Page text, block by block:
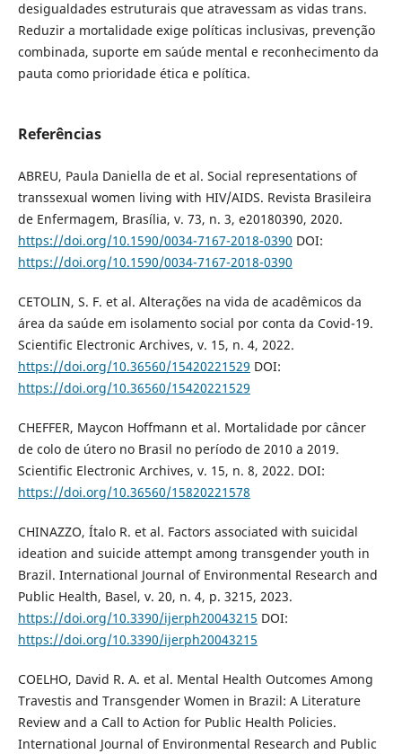
desigualdades estruturais que atravessam as vidas trans.
Reduzir a mortalidade exige políticas inclusivas, prevenção
combinada, suporte em saúde mental e reconhecimento da
pauta como prioridade ética e política.
Referências
ABREU, Paula Daniella de et al. Social representations of
transsexual women living with HIV/AIDS. Revista Brasileira
de Enfermagem, Brasília, v. 73, n. 3, e20180390, 2020.
https://doi.org/10.1590/0034-7167-2018-0390 DOI:
https://doi.org/10.1590/0034-7167-2018-0390
CETOLIN, S. F. et al. Alterações na vida de acadêmicos da
área da saúde em isolamento social por conta da Covid-19.
Scientific Electronic Archives, v. 15, n. 4, 2022.
https://doi.org/10.36560/15420221529 DOI:
https://doi.org/10.36560/15420221529
CHEFFER, Maycon Hoffmann et al. Mortalidade por câncer
de colo de útero no Brasil no período de 2010 a 2019.
Scientific Electronic Archives, v. 15, n. 8, 2022. DOI:
https://doi.org/10.36560/15820221578
CHINAZZO, Ítalo R. et al. Factors associated with suicidal
ideation and suicide attempt among transgender youth in
Brazil. International Journal of Environmental Research and
Public Health, Basel, v. 20, n. 4, p. 3215, 2023.
https://doi.org/10.3390/ijerph20043215 DOI:
https://doi.org/10.3390/ijerph20043215
COELHO, David R. A. et al. Mental Health Outcomes Among
Travestis and Transgender Women in Brazil: A Literature
Review and a Call to Action for Public Health Policies.
International Journal of Environmental Research and Public